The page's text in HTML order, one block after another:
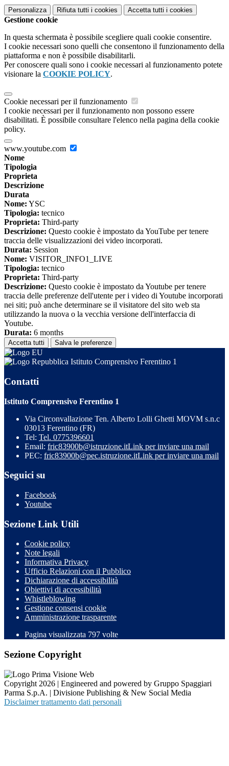
Personalizza Rifiuta tutti i cookies Accetta tutti i cookies
Gestione cookie
In questa schermata è possibile scegliere quali cookie consentire.
I cookie necessari sono quelli che consentono il funzionamento della
piattaforma e non è possibile disabilitarli.
Per conoscere quali sono i cookie necessari al funzionamento potete
visionare la COOKIE POLICY.
Cookie necessari per il funzionamento
I cookie necessari per il funzionamento non possono essere
disabilitati. È possibile consultare l'elenco nella pagina della cookie
policy.
www.youtube.com
Nome
Tipologia
Proprieta
Descrizione
Durata
Nome: YSC
Tipologia: tecnico
Proprieta: Third-party
Descrizione: Questo cookie è impostato da YouTube per tenere
traccia delle visualizzazioni dei video incorporati.
Durata: Session
Nome: VISITOR_INFO1_LIVE
Tipologia: tecnico
Proprieta: Third-party
Descrizione: Questo cookie è impostato da Youtube per tenere
traccia delle preferenze dell'utente per i video di Youtube incorporati
nei siti; può anche determinare se il visitatore del sito web sta
utilizzando la nuova o la vecchia versione dell'interfaccia di
Youtube.
Durata: 6 months
Accetta tutti Salva le preferenze
Istituto Comprensivo Ferentino 1
Contatti
Istituto Comprensivo Ferentino 1
Via Circonvallazione Ten. Alberto Lolli Ghetti MOVM s.n.c
03013 Ferentino (FR)
Tel: Tel. 0775396601
Email: fric83900b@istruzione.itLink per inviare una mail
PEC: fric83900b@pec.istruzione.itLink per inviare una mail
Seguici su
Facebook
Youtube
Sezione Link Utili
Cookie policy
Note legali
Informativa Privacy
Ufficio Relazioni con il Pubblico
Dichiarazione di accessibilità
Obiettivi di accessibilità
Whistleblowing
Gestione consensi cookie
Amministrazione trasparente
Pagina visualizzata 797 volte
Sezione Copyright
Copyright 2026 | Engineered and powered by Gruppo Spaggiari
Parma S.p.A. | Divisione Publishing & New Social Media
Disclaimer trattamento dati personali